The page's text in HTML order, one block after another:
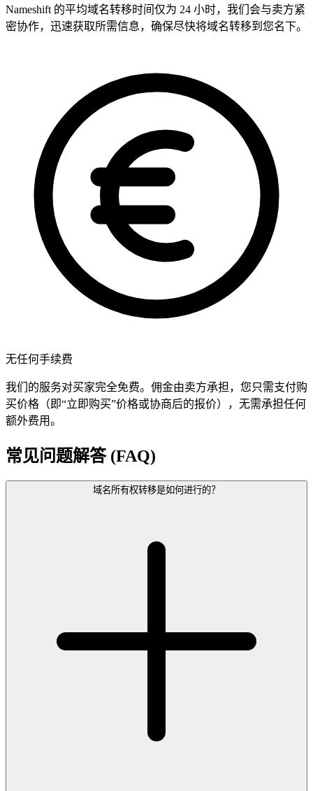
Nameshift 的平均域名转移时间仅为 24 小时，我们会与卖方紧
密协作，迅速获取所需信息，确保尽快将域名转移到您名下。
无任何手续费
我们的服务对买家完全免费。佣金由卖方承担，您只需支付购
买价格（即“立即购买”价格或协商后的报价），无需承担任何
额外费用。
常见问题解答 (FAQ)
域名所有权转移是如何进行的？